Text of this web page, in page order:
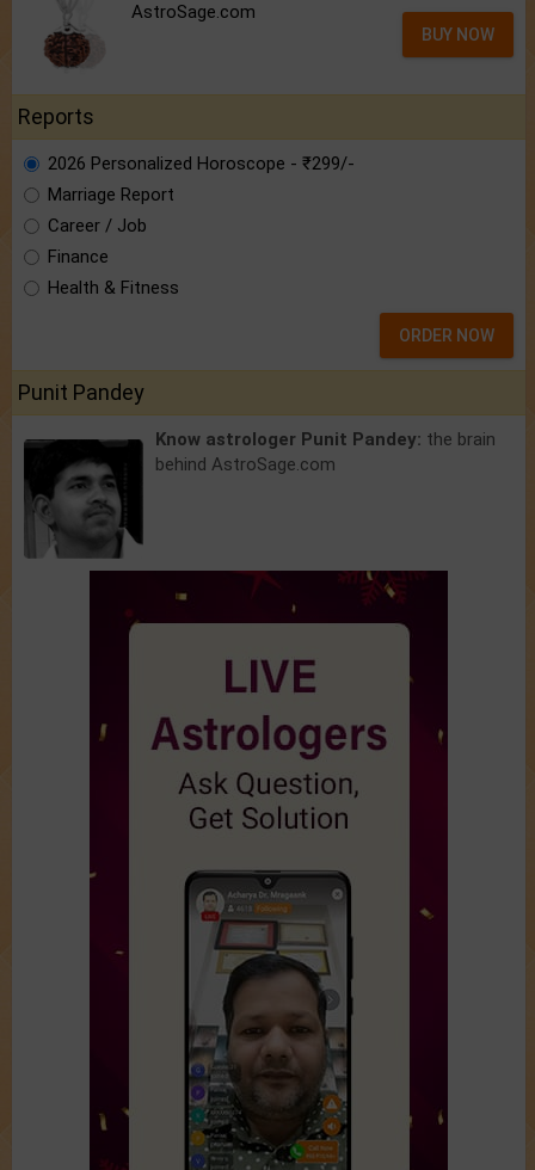
AstroSage.com
BUY NOW
Reports
2026 Personalized Horoscope - ₹299/-
Marriage Report
Career / Job
Finance
Health & Fitness
ORDER NOW
Punit Pandey
Know astrologer Punit Pandey: the brain
behind AstroSage.com